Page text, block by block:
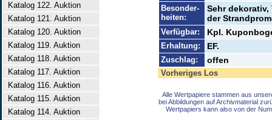
Katalog 122. Auktion
Katalog 121. Auktion
Katalog 120. Auktion
Katalog 119. Auktion
Katalog 118. Auktion
Katalog 117. Auktion
Katalog 116. Auktion
Katalog 115. Auktion
Katalog 114. Auktion
Besonder-
heiten:
Sehr
der
Verfügbar: Kpl.
Erhaltung: EF.
Zuschlag: offen
Vorheriges Los
Alle Wertpapiere stammen aus
bei Abbildungen auf Archivmaterial
Wertpapiers kann also von der